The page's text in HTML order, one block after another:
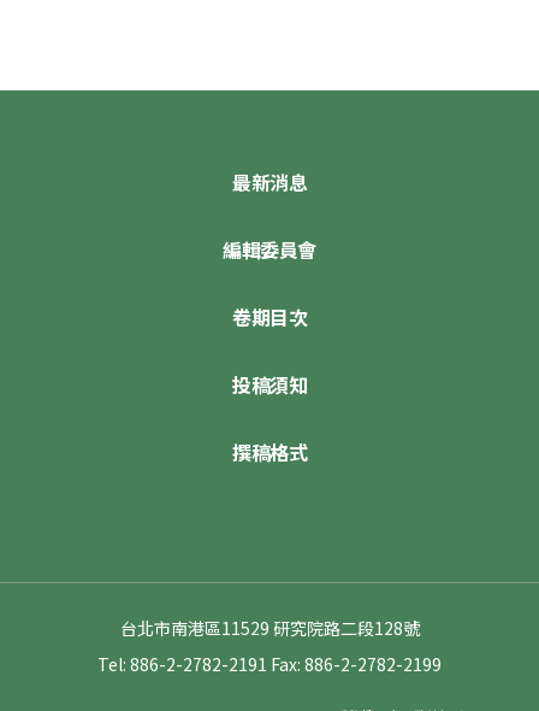
最新消息
編輯委員會
卷期目次
投稿須知
撰稿格式
台北市南港區11529 研究院路二段128號
Tel: 886-2-2782-2191 Fax: 886-2-2782-2199